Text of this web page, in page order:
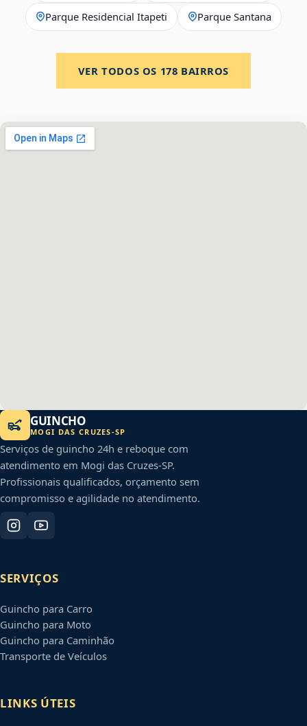
Parque Residencial Itapeti Parque Santana
VER TODOS OS 178 BAIRROS
GUINCHO
MOGI DAS CRUZES-SP
Serviços de guincho 24h e reboque com
atendimento em Mogi das Cruzes-SP.
Profissionais qualificados, orçamento sem
compromisso e agilidade no atendimento.
SERVIÇOS
Guincho para Carro
Guincho para Moto
Guincho para Caminhão
Transporte de Veículos
LINKS ÚTEIS